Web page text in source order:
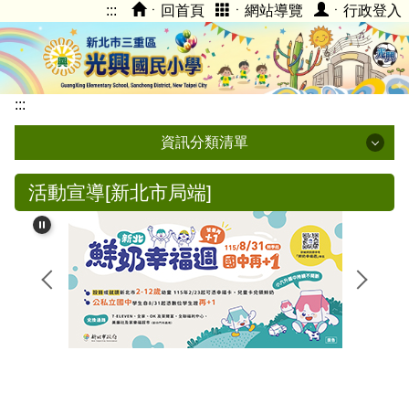
到
主
要
內
容
::: ㆍ回首頁 ㆍ網站導覽 ㆍ行政登入
:::
資訊分類清單
光興校內登入
停課不停學專區
學校簡介
光興臉書FB
光興附幼
活動宣導[新北市局端]